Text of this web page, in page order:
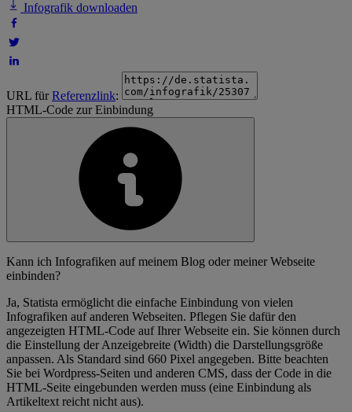
Infografik downloaden
URL fürReferenzlink:
HTML-Code zur Einbindung
Kann ich Infografiken auf meinem Blog oder meiner Webseite
einbinden?
Ja, Statista ermöglicht die einfache Einbindung von vielen
Infografiken auf anderen Webseiten. Pflegen Sie dafür den
angezeigten HTML-Code auf Ihrer Webseite ein. Sie können durch
die Einstellung der Anzeigebreite (Width) die Darstellungsgröße
anpassen. Als Standard sind 660 Pixel angegeben. Bitte beachten
Sie bei Wordpress-Seiten und anderen CMS, dass der Code in die
HTML-Seite eingebunden werden muss (eine Einbindung als
Artikeltext reicht nicht aus).